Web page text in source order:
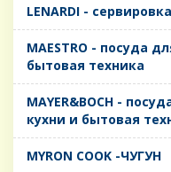
LENARDI -
MAESTRO - посуда
бытовая техника
MAYER&BOCH -
кухни и бытовая
MYRON COOK -ЧУГУН